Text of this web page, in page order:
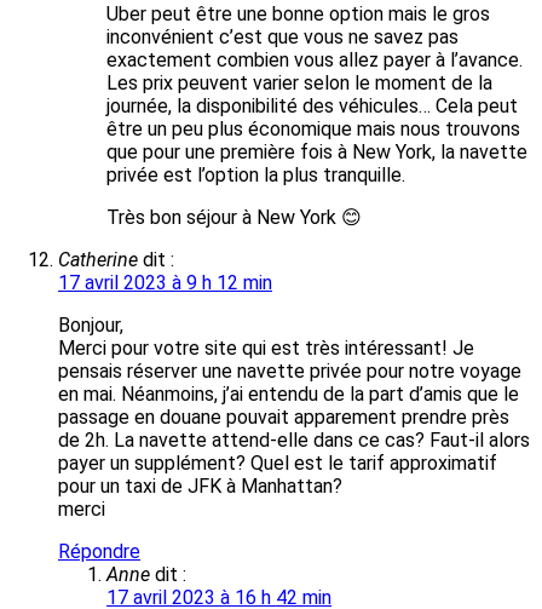
Uber peut être une bonne option mais le gros
inconvénient c’est que vous ne savez pas
exactement combien vous allez payer à l’avance.
Les prix peuvent varier selon le moment de la
journée, la disponibilité des véhicules… Cela peut
être un peu plus économique mais nous trouvons
que pour une première fois à New York, la navette
privée est l’option la plus tranquille.
Très bon séjour à New York 😊
Catherine dit :
17 avril 2023 à 9 h 12 min
Bonjour,
Merci pour votre site qui est très intéressant! Je
pensais réserver une navette privée pour notre voyage
en mai. Néanmoins, j’ai entendu de la part d’amis que le
passage en douane pouvait apparement prendre près
de 2h. La navette attend-elle dans ce cas? Faut-il alors
payer un supplément? Quel est le tarif approximatif
pour un taxi de JFK à Manhattan?
merci
Répondre
Anne dit :
17 avril 2023 à 16 h 42 min